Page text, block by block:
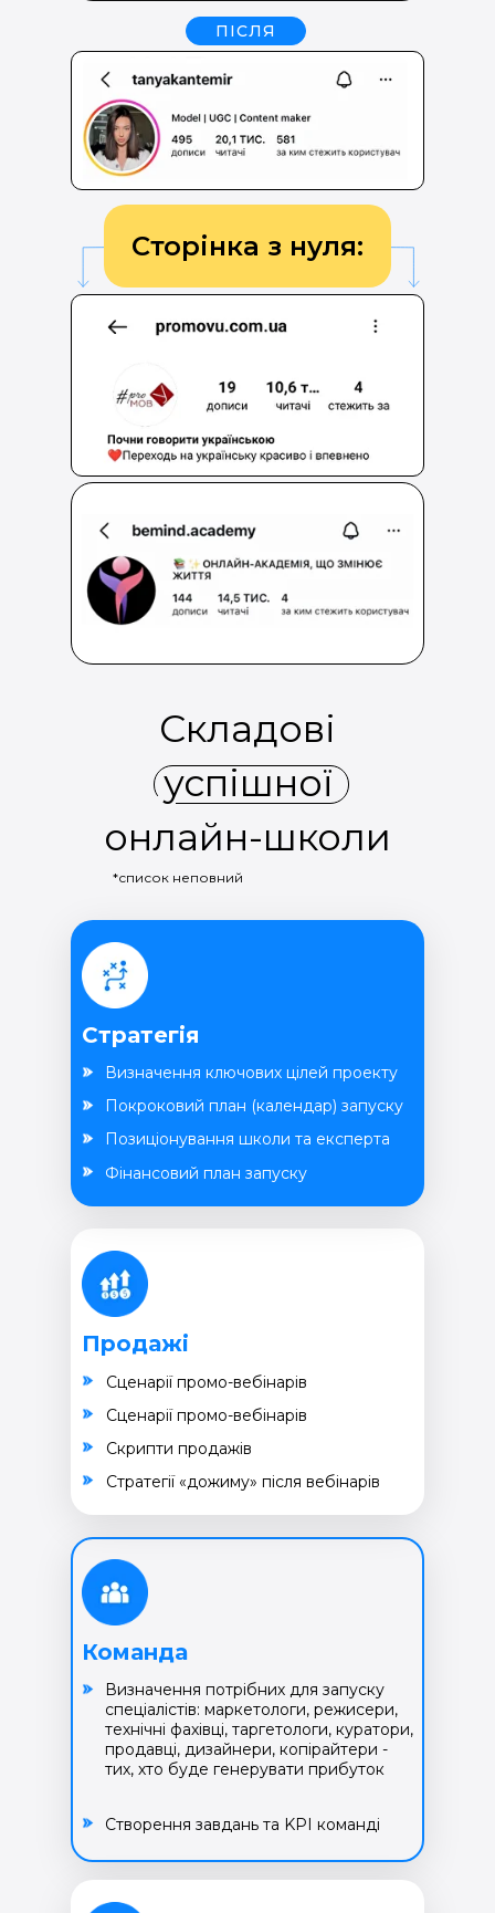
ПІСЛЯ
Сторінка з нуля:
*список неповний
Складові
успішної
онлайн-школи
Команда
Визначення потрібних для запуску
спеціалістів: маркетологи, режисери,
технічні фахівці, таргетологи, куратори,
продавці, дизайнери, копірайтери -
тих, хто буде генерувати прибуток
Створення завдань та KPI команді
Стратегія
Визначення ключових цілей проекту
Позиціонування школи та експерта
Покроковий план (календар) запуску
Фінансовий план запуску
Продажі
Cценарії промо-вебінарів
Cкрипти продажів
Cценарії промо-вебінарів
Cтратегії «дожиму» після вебінарів